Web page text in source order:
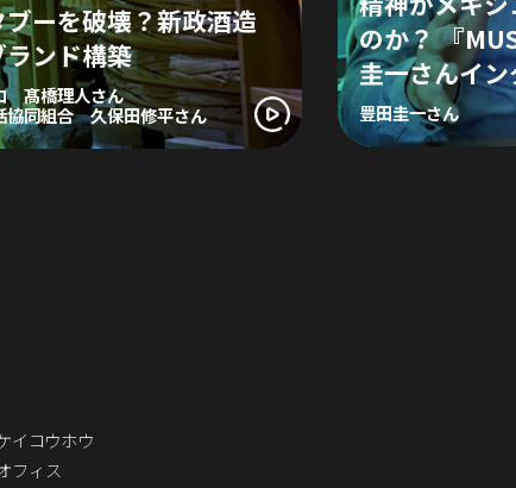
ーを破壊？新政酒造
ンド構築
髙橋理人さん
協同組合 久保田修平さん
のか？ 『
圭一さんイ
豊田圭一さん
イコウホウ
フィス